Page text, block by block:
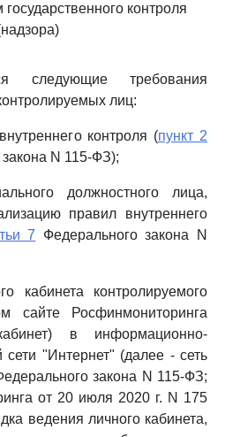
контроля
следующие требования
лиц:
контроля (пункт 2
N 115-ФЗ);
должностного лица,
правил внутреннего
7 Федерального закона N
кабинета контролируемого
сайте Росфинмониторинга
в информационно-
сети "Интернет" (далее - сеть
закона N 115-ФЗ;
от 20 июля 2020 г. N 175
ведения личного кабинета,